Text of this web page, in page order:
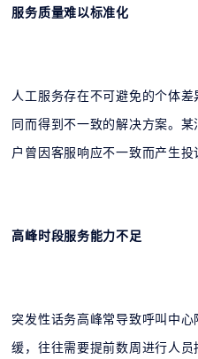
服务质量难以标准化
人工服务存在不可避免的个体
同而得到不一致的解决方案。
户曾因客服响应不一致而产生投
高峰时段服务能力不足
突发性话务高峰常导致呼叫中
缓，往往需要提前数周进行人